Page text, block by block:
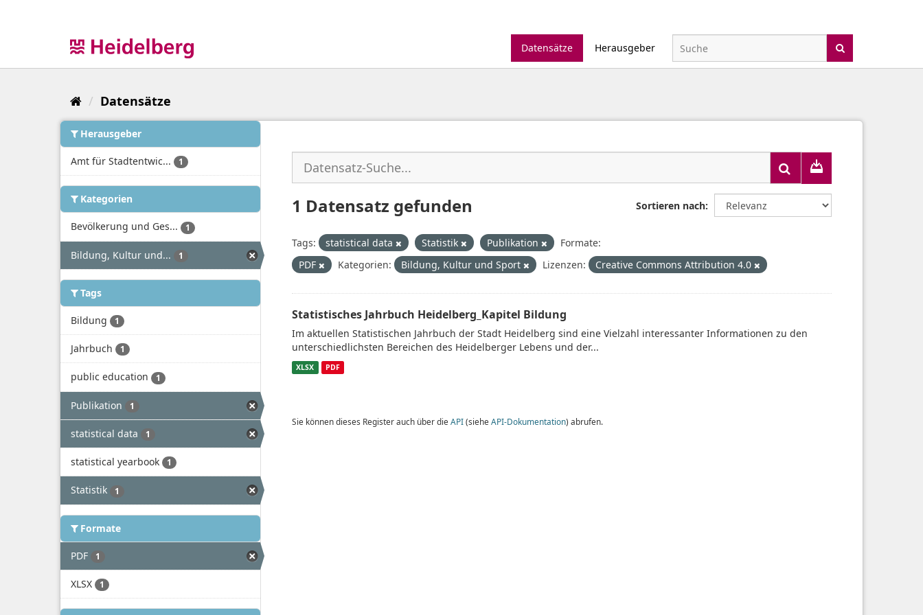
Datensätze
Herausgeber
Datensätze
Herausgeber
Amt für Stadtentwic... 1
Kategorien
Bevölkerung und Ges... 1
Bildung, Kultur und... 1
Tags
Bildung 1
Jahrbuch 1
public education 1
Publikation 1
statistical data 1
statistical yearbook 1
Statistik 1
Formate
PDF 1
XLSX 1
Sortieren nach
1 Datensatz gefunden
Tags: statistical data Statistik Publikation
Formate:
PDF
Kategorien: Bildung, Kultur und Sport Lizenzen: Creative Commons Attribution 4.0
Statistisches Jahrbuch Heidelberg_Kapitel Bildung
Im aktuellen Statistischen Jahrbuch der Stadt Heidelberg sind eine Vielzahl interessanter Informationen zu den
unterschiedlichsten Bereichen des Heidelberger Lebens und der...
XLSX PDF
Sie können dieses Register auch über die API(siehe API-Dokumentation) abrufen.